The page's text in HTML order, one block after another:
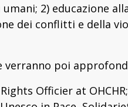
2) educazione
dei conflitti e della
verranno poi
Officier at OHCHR;